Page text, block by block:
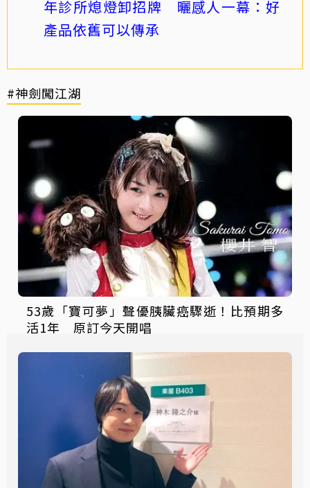
年診所熄燈卸招牌 曬感人一幕：好
產品依舊可以傳承
#神劍闖江湖
53歲「寶可夢」聲優胰臟癌驟逝！比預期多
活1年 原訂今天開唱